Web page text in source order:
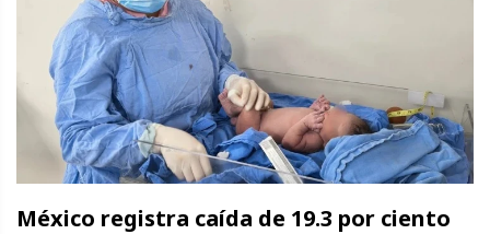
México registra caída de 19.3 por ciento